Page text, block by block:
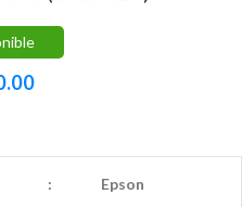
: Epson